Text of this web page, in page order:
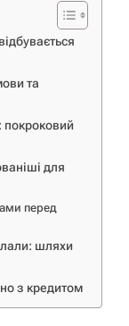
та
покроковий
для
перед
шляхи
з кредитом